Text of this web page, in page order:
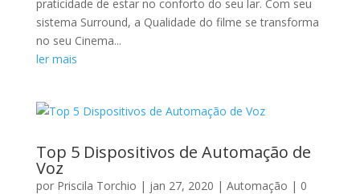
praticidade de estar no conforto do seu lar. Com seu
sistema Surround, a Qualidade do filme se transforma
no seu Cinema...
ler mais
Top 5 Dispositivos de Automação de
Voz
por Priscila Torchio | jan 27, 2020 | Automação | 0